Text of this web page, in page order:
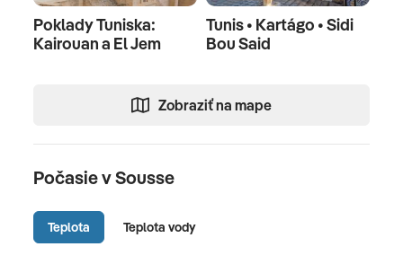
Poklady Tuniska:
Kairouan a El Jem
Tunis • Kartágo • Sidi
Bou Said
Zobraziť na mape
Počasie v Sousse
Teplota Teplota vody